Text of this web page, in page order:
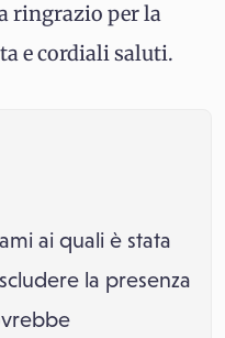
ringrazio per la
e cordiali saluti.
ai quali è stata
la presenza